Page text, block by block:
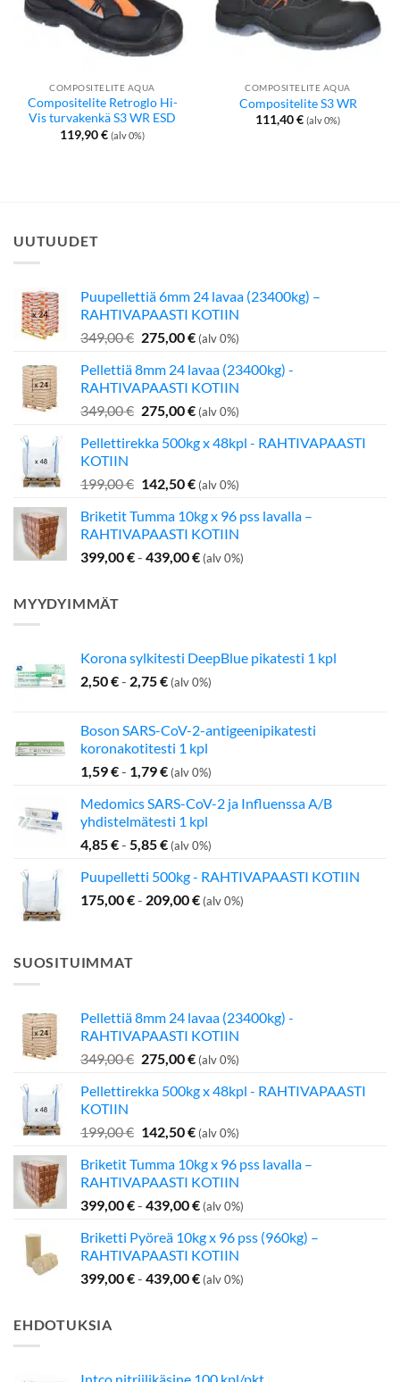
COMPOSITELITE AQUA
Compositelite Retroglo Hi-
Vis turvakenkä S3 WR ESD
119,90€ (alv 0%)
COMPOSITELITE AQUA
Compositelite S3 WR
111,40€ (alv 0%)
UUTUUDET
Puupellettiä 6mm 24 lavaa (23400kg) –
RAHTIVAPAASTI KOTIIN
349,00€ Alkuperäinen
oli:
349,00 €.
275,00€Nykyinen
on:
275,00 €.
(alv 0%)
Pellettiä 8mm 24 lavaa (23400kg) -
RAHTIVAPAASTI KOTIIN
349,00€ Alkuperäinen
oli:
275,00€Nykyinen
on:
(alv 0%)
Pellettirekka 500kg x 48kpl - RAHTIVAPAASTI
KOTIIN
199,00€ Alkuperäinen
oli:
199,00 €.
142,50€Nykyinen
on:
142,50 €.
(alv 0%)
Briketit Tumma 10kg x 96 pss lavalla –
RAHTIVAPAASTI KOTIIN
399,00€- 439,00€ (alv 0%)
MYYDYIMMÄT
Korona sylkitesti DeepBlue pikatesti 1 kpl
2,50€- 2,75€ (alv 0%)
Boson SARS-CoV-2-antigeenipikatesti
koronakotitesti 1 kpl
1,59€- 1,79€ (alv 0%)
Medomics SARS-CoV-2 ja Influenssa A/B
yhdistelmätesti 1 kpl
4,85€- 5,85€ (alv 0%)
Puupelletti 500kg - RAHTIVAPAASTI KOTIIN
175,00€- 209,00€ (alv 0%)
SUOSITUIMMAT
Pellettiä 8mm 24 lavaa (23400kg) -
RAHTIVAPAASTI KOTIIN
349,00€ Alkuperäinen
oli:
275,00€Nykyinen
on:
(alv 0%)
Pellettirekka 500kg x 48kpl - RAHTIVAPAASTI
KOTIIN
199,00€ Alkuperäinen
oli:
199,00 €.
142,50€Nykyinen
on:
142,50 €.
(alv 0%)
Briketit Tumma 10kg x 96 pss lavalla –
RAHTIVAPAASTI KOTIIN
399,00€- 439,00€ (alv 0%)
Briketti Pyöreä 10kg x 96 pss (960kg) –
RAHTIVAPAASTI KOTIIN
399,00€- 439,00€ (alv 0%)
EHDOTUKSIA